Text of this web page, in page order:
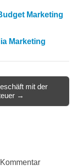
Marketing
Marketing
mit der
→